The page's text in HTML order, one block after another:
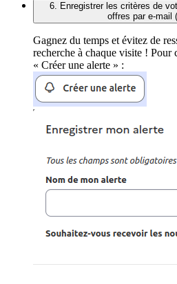
6. Enregistrer les critères de
offres par e-mail
Gagnez du temps et évitez de
recherche à chaque visite ! Pour
« Créer une alerte » :